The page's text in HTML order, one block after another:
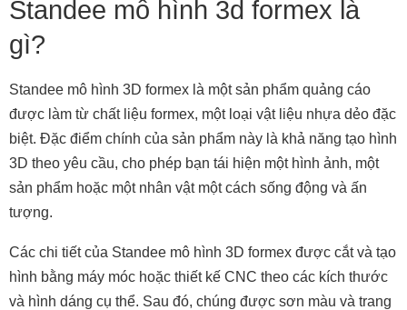
Standee mô hình 3d formex là
gì?
Standee mô hình 3D formex là một sản phẩm quảng cáo
được làm từ chất liệu formex, một loại vật liệu nhựa dẻo đặc
biệt. Đặc điểm chính của sản phẩm này là khả năng tạo hình
3D theo yêu cầu, cho phép bạn tái hiện một hình ảnh, một
sản phẩm hoặc một nhân vật một cách sống động và ấn
tượng.
Các chi tiết của Standee mô hình 3D formex được cắt và tạo
hình bằng máy móc hoặc thiết kế CNC theo các kích thước
và hình dáng cụ thể. Sau đó, chúng được sơn màu và trang